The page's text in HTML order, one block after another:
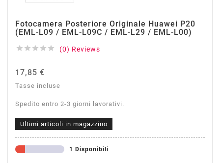
Fotocamera Posteriore Originale Huawei P20
(EML-L09 / EML-L09C / EML-L29 / EML-L00)
     (0) Reviews
17,85 €
Tasse incluse
Spedito entro 2-3 giorni lavorativi.
Ultimi articoli in magazzino
1 Disponibili